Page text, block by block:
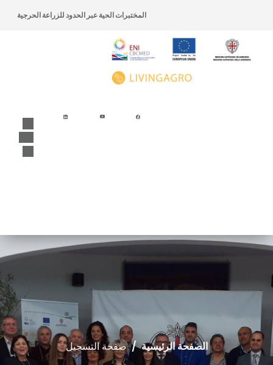
المختبرات الحية عبر الحدود للزراعة الحرجية
الصفحة الرئيسية / صفحة التسجيل